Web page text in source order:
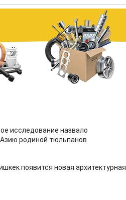
исследование назвало
родиной тюльпанов
появится новая архитектурная